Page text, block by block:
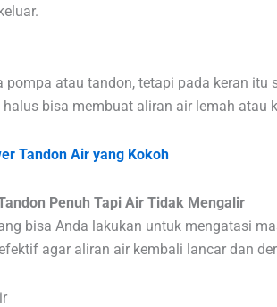
atau tandon, tetapi pada keran itu
bisa membuat aliran air lemah atau
Tandon Air yang Kokoh
Penuh Tapi Air Tidak Mengalir
bisa Anda lakukan untuk mengatasi
agar aliran air kembali lancar dan